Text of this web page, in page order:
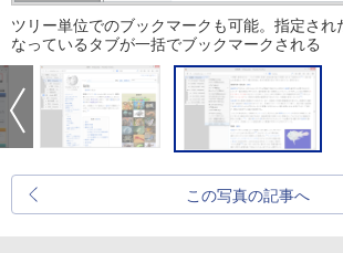
ツリー単位でのブックマークも可能。指定され
なっているタブが一括でブックマークされる
この写真の記事へ